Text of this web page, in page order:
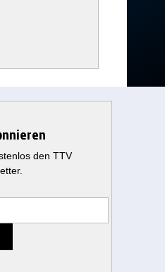
Senat
den TTV